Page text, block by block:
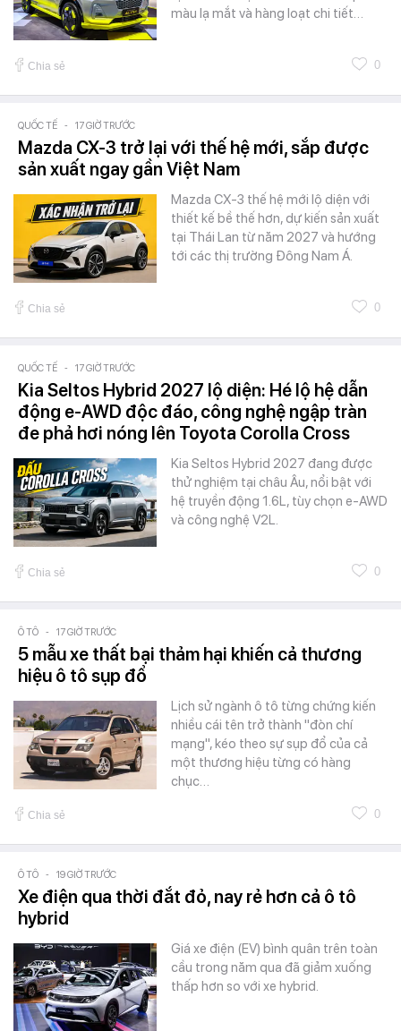
màu lạ mắt và hàng loạt chi tiết…
Chia sẻ 0
QUỐC TẾ - 17 GIỜ TRƯỚC
Mazda CX-3 trở lại với thế hệ mới, sắp được
sản xuất ngay gần Việt Nam
Mazda CX-3 thế hệ mới lộ diện với
thiết kế bề thế hơn, dự kiến sản xuất
tại Thái Lan từ năm 2027 và hướng
tới các thị trường Đông Nam Á.
Chia sẻ 0
QUỐC TẾ - 17 GIỜ TRƯỚC
Kia Seltos Hybrid 2027 lộ diện: Hé lộ hệ dẫn
động e-AWD độc đáo, công nghệ ngập tràn
đe phả hơi nóng lên Toyota Corolla Cross
Kia Seltos Hybrid 2027 đang được
thử nghiệm tại châu Âu, nổi bật với
hệ truyền động 1.6L, tùy chọn e-AWD
và công nghệ V2L.
Chia sẻ 0
Ô TÔ - 17 GIỜ TRƯỚC
5 mẫu xe thất bại thảm hại khiến cả thương
hiệu ô tô sụp đổ
Lịch sử ngành ô tô từng chứng kiến
nhiều cái tên trở thành "đòn chí
mạng", kéo theo sự sụp đổ của cả
một thương hiệu từng có hàng
chục…
Chia sẻ 0
Ô TÔ - 19 GIỜ TRƯỚC
Xe điện qua thời đắt đỏ, nay rẻ hơn cả ô tô
hybrid
Giá xe điện (EV) bình quân trên toàn
cầu trong năm qua đã giảm xuống
thấp hơn so với xe hybrid.